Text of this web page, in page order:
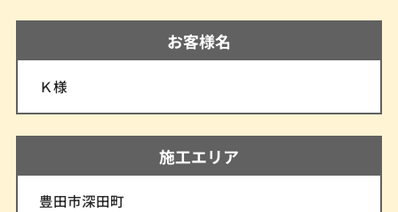
お客様名
Ｋ様
施工エリア
豊田市深田町